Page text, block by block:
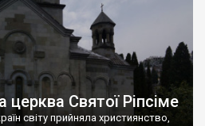
церква Святої Ріпсіме
світу прийняла християнство,